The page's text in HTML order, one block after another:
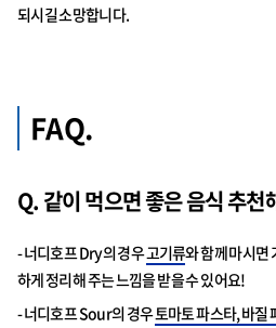
되시길 소망합니다.
FAQ.
Q. 같이 먹으면 좋은 음식 추천
- 너디호프 Dry의 경우고기류와 함께 마시면
하게 정리해 주는 느낌을 받을 수 있어요!
- 너디호프 Sour의 경우토마토 파스타, 바질